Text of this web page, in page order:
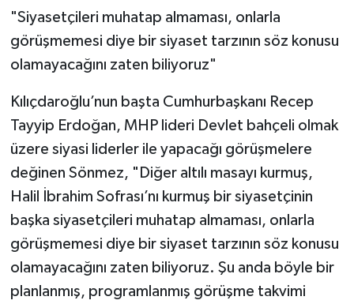
"Siyasetçileri muhatap almaması, onlarla
görüşmemesi diye bir siyaset tarzının söz konusu
olamayacağını zaten biliyoruz"
Kılıçdaroğlu’nun başta Cumhurbaşkanı Recep
Tayyip Erdoğan, MHP lideri Devlet bahçeli olmak
üzere siyasi liderler ile yapacağı görüşmelere
değinen Sönmez, "Diğer altılı masayı kurmuş,
Halil İbrahim Sofrası’nı kurmuş bir siyasetçinin
başka siyasetçileri muhatap almaması, onlarla
görüşmemesi diye bir siyaset tarzının söz konusu
olamayacağını zaten biliyoruz. Şu anda böyle bir
planlanmış, programlanmış görüşme takvimi